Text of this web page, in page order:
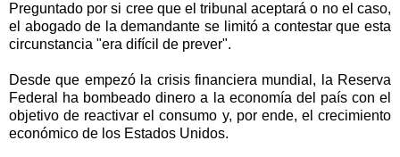
Preguntado por si cree que el tribunal aceptará o no el caso,
el abogado de la demandante se limitó a contestar que esta
circunstancia "era difícil de prever".
Desde que empezó la crisis financiera mundial, la Reserva
Federal ha bombeado dinero a la economía del país con el
objetivo de reactivar el consumo y, por ende, el crecimiento
económico de los Estados Unidos.